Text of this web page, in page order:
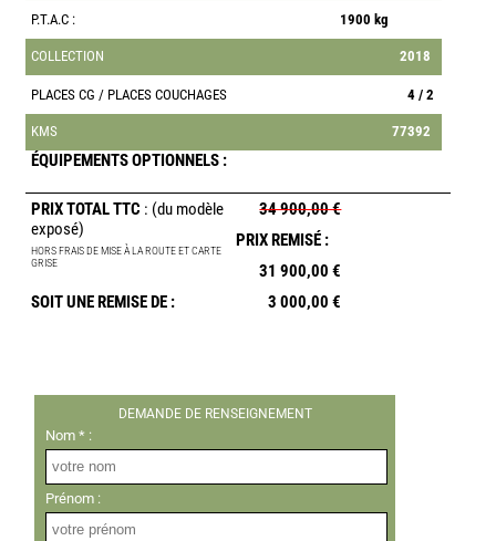
P.T.A.C : 1900 kg
COLLECTION 2018
PLACES CG / PLACES COUCHAGES 4 / 2
KMS 77392
ÉQUIPEMENTS OPTIONNELS :
PRIX TOTAL TTC : (du modèle
exposé)
HORS FRAIS DE MISE À LA ROUTE ET CARTE
GRISE
34 900,00 €
PRIX REMISÉ :
31 900,00 €
SOIT UNE REMISE DE :
3 000,00 €
DEMANDE DE RENSEIGNEMENT
Nom * :
Prénom :